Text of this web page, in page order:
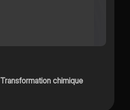
Transformation chimique